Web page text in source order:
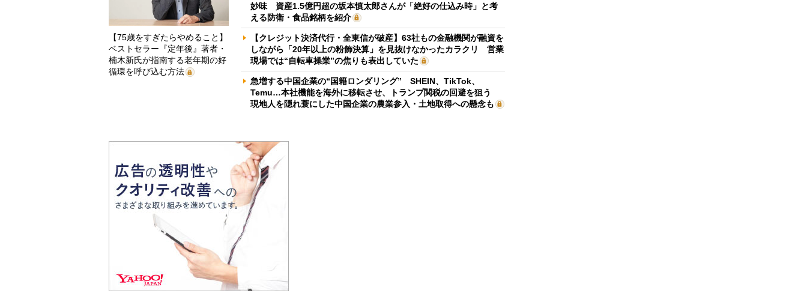
【75歳をすぎたらやめること】
ベストセラー『定年後』著者・
楠木新氏が指南する老年期の好
循環を呼び込む方法
妙味 資産1.5億円超の坂本慎太郎さんが「絶好の仕込み時」と考
える防衛・食品銘柄を紹介
【クレジット決済代行・全東信が破産】63社もの金融機関が融資を
しながら「20年以上の粉飾決算」を見抜けなかったカラクリ 営業
現場では“自転車操業”の焦りも表出していた
急増する中国企業の“国籍ロンダリング” SHEIN、TikTok、
Temu…本社機能を海外に移転させ、トランプ関税の回避を狙う
現地人を隠れ蓑にした中国企業の農業参入・土地取得への懸念も